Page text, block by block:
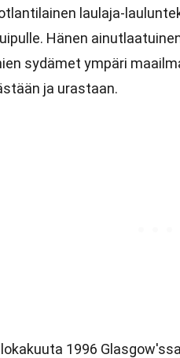
laulaja-
Hänen
sydämet ympäri
ja urastaan.
1996